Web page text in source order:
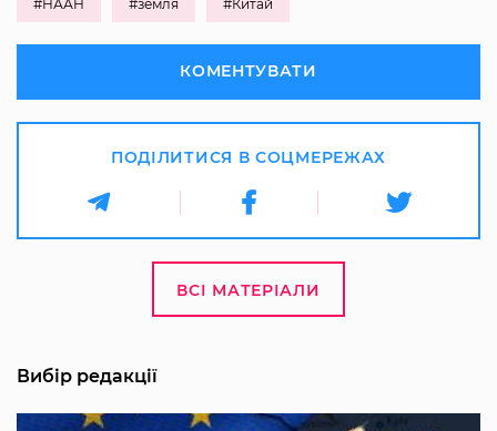
#НААН #земля #Китай
КОМЕНТУВАТИ
ПОДІЛИТИСЯ В СОЦМЕРЕЖАХ
ВСІ МАТЕРІАЛИ
Вибір редакції